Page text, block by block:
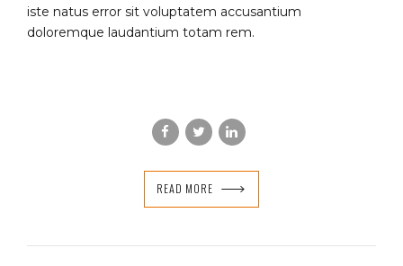
iste natus error sit voluptatem accusantium
doloremque laudantium totam rem.
READ MORE